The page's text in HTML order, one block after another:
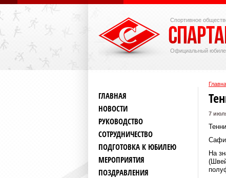
Спортивное
Официальный
ГЛАВНАЯ
НОВОСТИ
РУКОВОДСТВО
СОТРУДНИЧЕСТВО
ПОДГОТОВКА К ЮБИЛЕЮ
МЕРОПРИЯТИЯ
ПОЗДРАВЛЕНИЯ
7
На